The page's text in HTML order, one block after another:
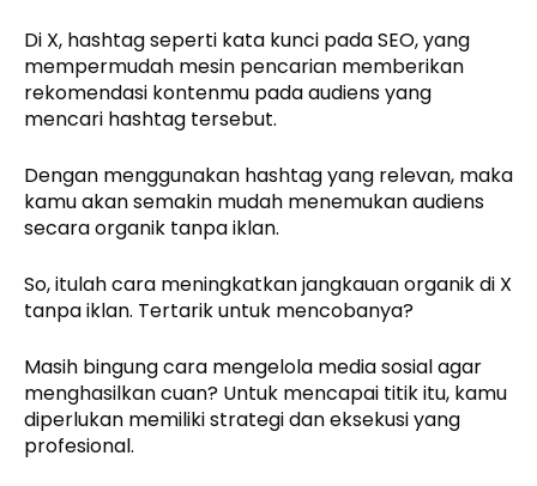
Di X, hashtag seperti kata kunci pada SEO, yang
mempermudah mesin pencarian memberikan
rekomendasi kontenmu pada audiens yang
mencari hashtag tersebut.
Dengan menggunakan hashtag yang relevan, maka
kamu akan semakin mudah menemukan audiens
secara organik tanpa iklan.
So, itulah cara meningkatkan jangkauan organik di X
tanpa iklan. Tertarik untuk mencobanya?
Masih bingung cara mengelola media sosial agar
menghasilkan cuan? Untuk mencapai titik itu, kamu
diperlukan memiliki strategi dan eksekusi yang
profesional.